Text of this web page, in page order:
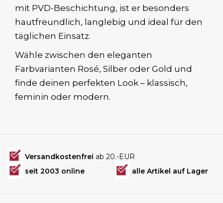
mit PVD-Beschichtung, ist er besonders
hautfreundlich, langlebig und ideal für den
täglichen Einsatz.
Wähle zwischen den eleganten
Farbvarianten Rosé, Silber oder Gold und
finde deinen perfekten Look – klassisch,
feminin oder modern.
Versandkostenfrei ab 20.-EUR
seit 2003 online
alle Artikel auf Lager